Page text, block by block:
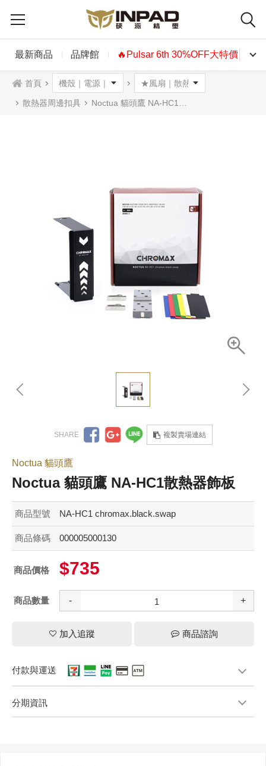
最新商品 品牌館 🔥Pulsar 6th 30%OFF大特價🔥
首頁
散熱器周邊扣具 Noctua 貓頭鷹 NA-HC1散熱器飾板
複製賣場連結
Noctua 貓頭鷹
Noctua 貓頭鷹 NA-HC1散熱器飾板
商品型號 NA-HC1 chromax.black.swap
商品條碼 000005000130
商品價格 $735
商品數量 - +
加入追蹤 商品諮詢
付款與運送
分期資訊